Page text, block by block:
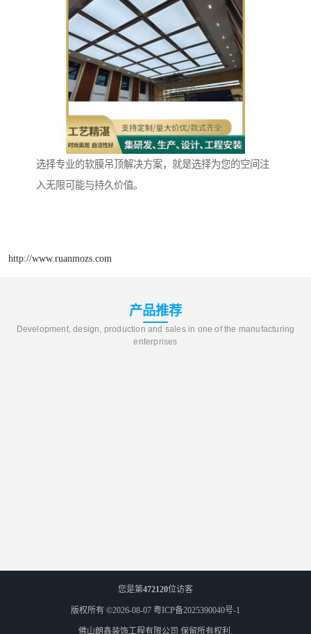
选择专业的软膜吊顶解决方案，就是选择为您的空间注
入无限可能与持久价值。
http://www.ruanmozs.com
产品推荐
Development, design, production and sales in one of the manufacturing
enterprises
您是第472120位访客
版权所有 ©2026-08-07 粤ICP备2025390040号-1
佛山朗鑫装饰工程有限公司 保留所有权利.